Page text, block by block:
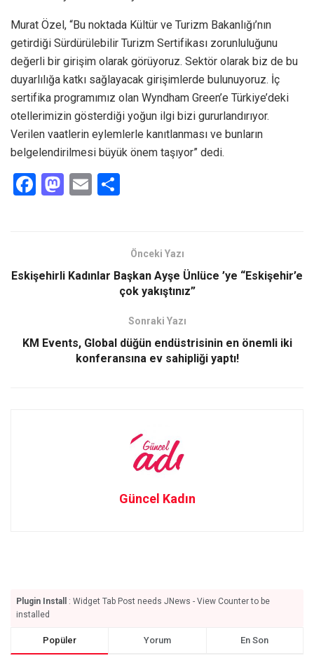
Murat Özel, “Bu noktada Kültür ve Turizm Bakanlığı’nın
getirdiği Sürdürülebilir Turizm Sertifikası zorunluluğunu
değerli bir girişim olarak görüyoruz. Sektör olarak biz de bu
duyarlılığa katkı sağlayacak girişimlerde bulunuyoruz. İç
sertifika programımız olan Wyndham Green’e Türkiye’deki
otellerimizin gösterdiği yoğun ilgi bizi gururlandırıyor.
Verilen vaatlerin eylemlerle kanıtlanması ve bunların
belgelendirilmesi büyük önem taşıyor” dedi.
F
o
M
d
E
Önceki Yazı
Eskişehirli Kadınlar Başkan Ayşe Ünlüce ’ye “Eskişehir’e
çok yakıştınız”
Sonraki Yazı
KM Events, Global düğün endüstrisinin en önemli iki
konferansına ev sahipliği yaptı!
Güncel Kadın
Plugin Install
: Widget Tab Post needs JNews - View Counter to be
installed
Popüler Yorum En Son